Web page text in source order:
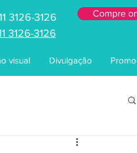
3126-3126 Compre
3126-3126
visual Divulgação